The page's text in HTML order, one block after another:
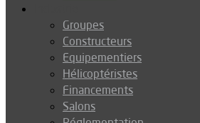
Groupes
Constructeurs
Equipementiers
Hélicoptéristes
Financements
Salons